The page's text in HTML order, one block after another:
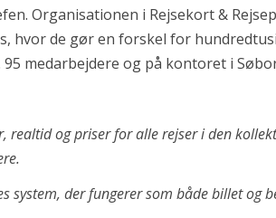
Organisationen i Rejsekort &
hvor de gør en forskel for
medarbejdere og på kontoret i
og priser for alle rejser i den
der fungerer som både billet og